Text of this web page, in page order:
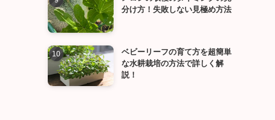
分け方！失敗しない見極め方法
ベビーリーフの育て方を超簡単
な水耕栽培の方法で詳しく解
説！